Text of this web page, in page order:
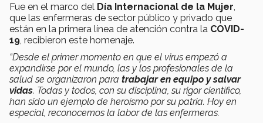
Fue en el marco del Día Internacional de la Mujer
que las enfermeras de sector público y privado que
están en la primera línea de atención contra la COVID-
19 , recibieron este homenaje.
“Desde el primer momento en que el virus empezó a
expandirse por el mundo, las y los profesionales de la
salud se organizaron para trabajar en equipo y salvar
vidas. Todas y todos, con su disciplina, su rigor científico,
han sido un ejemplo de heroísmo por su patria. Hoy en
especial, reconocemos la labor de las enfermeras.